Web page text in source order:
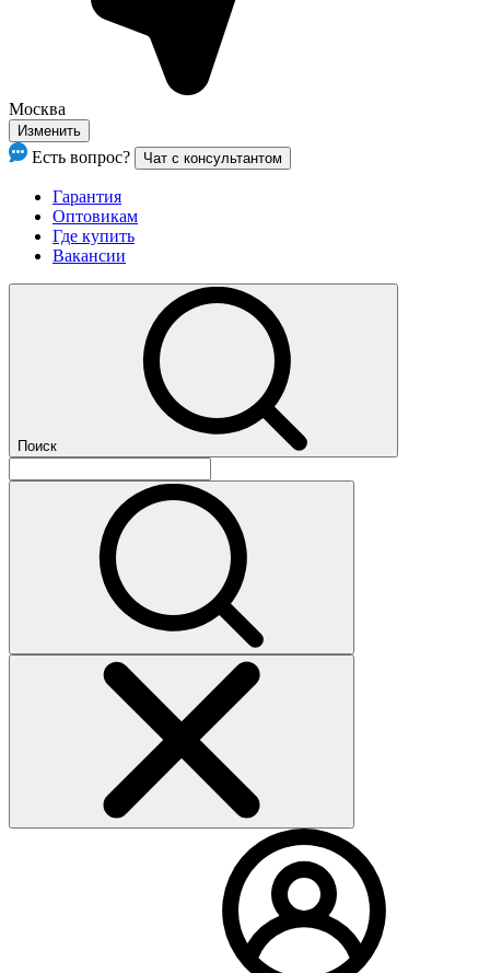
Москва
Изменить
Есть вопрос? Чат с консультантом
Гарантия
Оптовикам
Где купить
Вакансии
Поиск